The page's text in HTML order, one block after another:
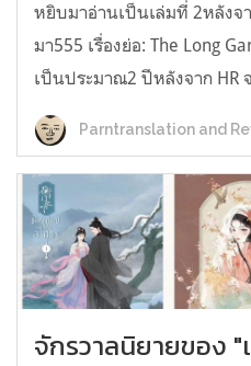
หยิบมาอ่านเป็นเล่มที่ 2หลังจ
มา555 เรื่องย่อ: The Long
เป็นประมาณ2 ปีหลังจาก HR
Parntranslation and
จักรวาลนิยายของ